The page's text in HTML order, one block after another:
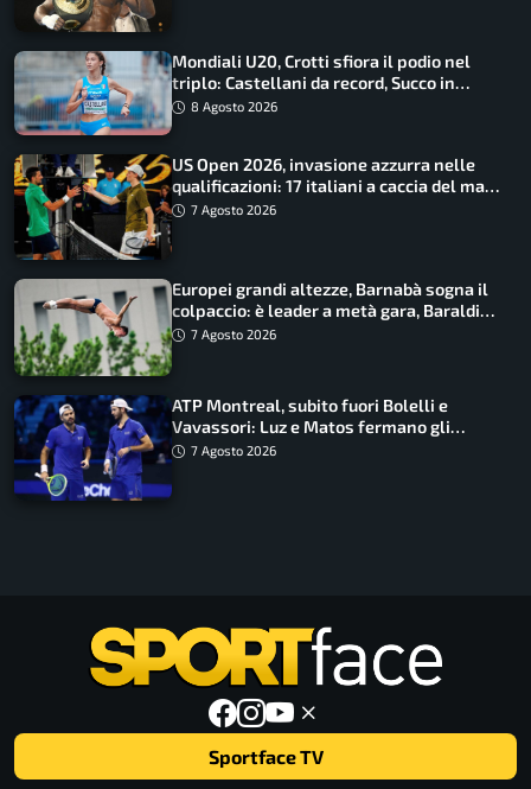
Mondiali U20, Crotti sfiora il podio nel
triplo: Castellani da record, Succo in
finale
8 Agosto 2026
US Open 2026, invasione azzurra nelle
qualificazioni: 17 italiani a caccia del main
draw7 Agosto 2026
Europei grandi altezze, Barnabà sogna il
colpaccio: è leader a metà gara, Baraldi
ancora in corsa
7 Agosto 2026
ATP Montreal, subito fuori Bolelli e
Vavassori: Luz e Matos fermano gli
azzurri
7 Agosto 2026
Sportface TV